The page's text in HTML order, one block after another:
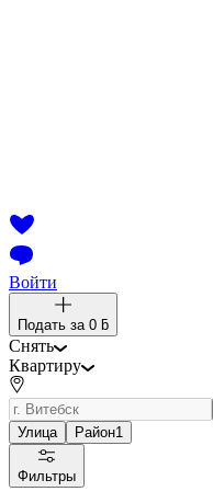
Войти
Подать за 0 ƃ
Снять
Квартиру
Улица Район1
Фильтры